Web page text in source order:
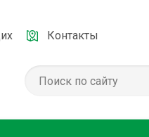
Контакты